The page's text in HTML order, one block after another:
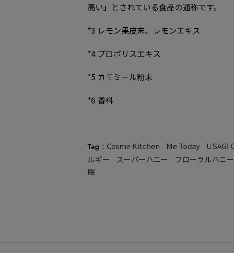
高い」とされている食品の通称です。
*3 レモン果皮末、レモンエキス
*4 プロポリスエキス
*5 カモミール粉末
*6 香料
Tag : Cosme Kitchen Me Today USAGI
ルギー
スーパーハニー フローラルハニー
眠